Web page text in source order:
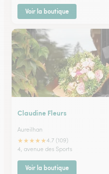
Voir la boutique
Claudine Fleurs
Aureilhan
★★★★★4.7 (109)
4, avenue des Sports
Voir la boutique